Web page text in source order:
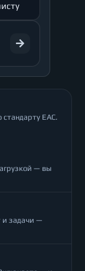
ЕАС.
— вы
задачи —